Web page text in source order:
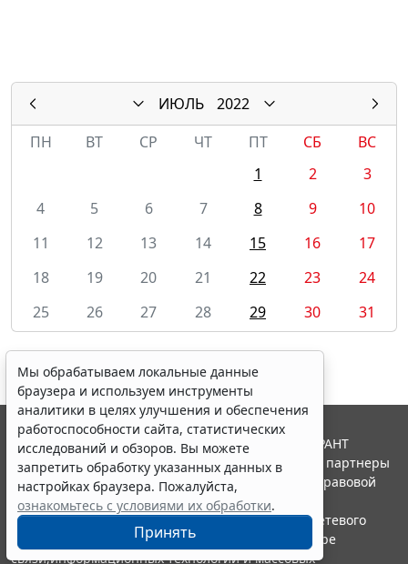
ИЮЛЬ
2022
ПН
ВТ СР ЧТ ПТ СБ
ВС
1
2
3
4
5 6 7 8 9
10
11
12 13 14 15 16
17
18
19 20 21 22 23
24
25
26 27 28 29 30 31
Мы обрабатываем локальные данные
браузера и используем инструменты
аналитики в целях улучшения и обеспечения
работоспособности сайта, статистических
исследований и обзоров. Вы можете
запретить обработку указанных данных в
настройках браузера. Пожалуйста,
ознакомьтесь с условиями их обработки.
Принять
© ООО "НПП "ГАРАНТ-СЕРВИС", 2026. Система ГАРАНТ
выпускается с 1990 года. Компания "Гарант" и ее партнеры
являются участниками Российской ассоциации правовой
информации ГАРАНТ.
Портал ГАРАНТ.РУ зарегистрирован в качестве сетевого
издания Федеральной службой по надзору в сфере
связи,информационных технологий и массовых